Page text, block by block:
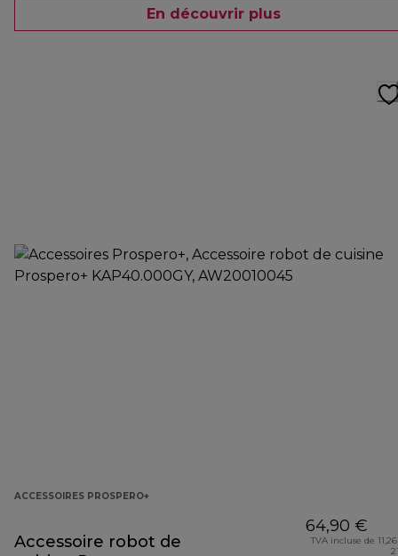
En découvrir plus
ACCESSOIRES PROSPERO+
Accessoire robot de
64,90 €
TVA incluse de